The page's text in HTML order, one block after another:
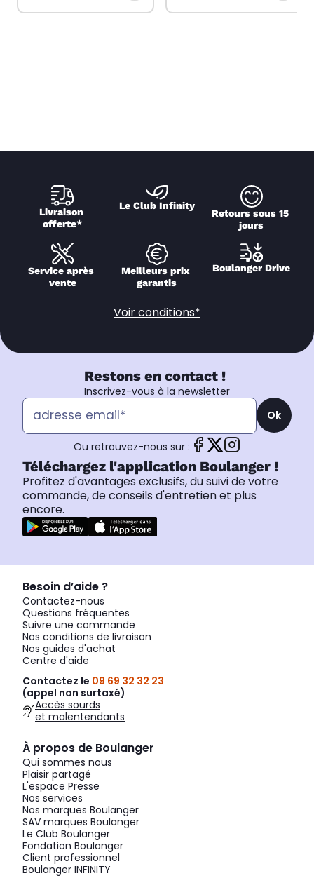
Livraison
offerte*
Le Club Infinity
Retours sous 15
jours
Service après
vente
Meilleurs prix
garantis
Boulanger Drive
Voir conditions*
Restons en contact !
Inscrivez-vous à la newsletter
Ok
Ou retrouvez-nous sur :
Téléchargez l'application Boulanger !
Profitez d'avantages exclusifs, du suivi de votre
commande, de conseils d'entretien et plus
encore.
Besoin d’aide ?
Contactez-nous
Questions fréquentes
Suivre une commande
Nos conditions de livraison
Nos guides d'achat
Centre d'aide
Contactez le 09 69 32 32 23
(appel non surtaxé)
Accès sourds
et malentendants
À propos de Boulanger
Qui sommes nous
Plaisir partagé
L'espace Presse
Nos services
Nos marques Boulanger
SAV marques Boulanger
Le Club Boulanger
Fondation Boulanger
Client professionnel
Boulanger INFINITY